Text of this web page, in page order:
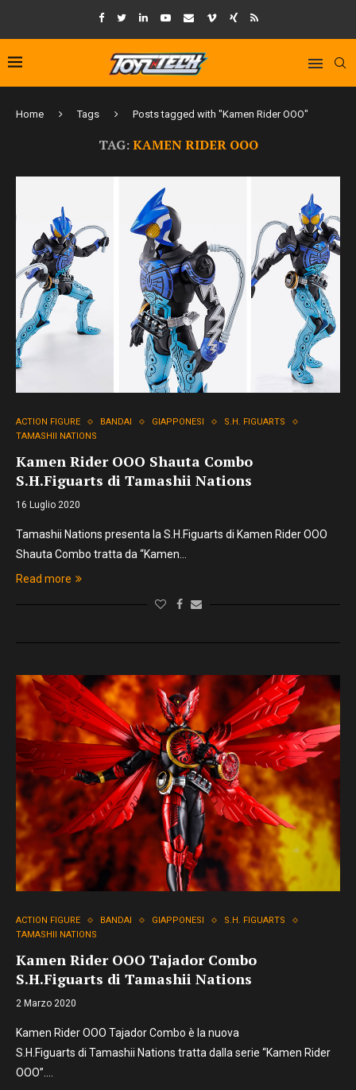
Home Tags Posts tagged with "Kamen Rider OOO"
TAG:KAMEN RIDER OOO
ACTION FIGURE BANDAI GIAPPONESI
S.H. FIGUARTS
TAMASHII NATIONS
Kamen Rider OOO Shauta Combo
S.H.Figuarts di Tamashii Nations
16 Luglio 2020
Tamashii Nations presenta la S.H.Figuarts di Kamen Rider OOO
Shauta Combo tratta da “Kamen…
Read more
ACTION FIGURE BANDAI GIAPPONESI
S.H. FIGUARTS
TAMASHII NATIONS
Kamen Rider OOO Tajador Combo
S.H.Figuarts di Tamashii Nations
2 Marzo 2020
Kamen Rider OOO Tajador Combo è la nuova
S.H.Figuarts di Tamashii Nations tratta dalla serie “Kamen Rider
OOO”.…